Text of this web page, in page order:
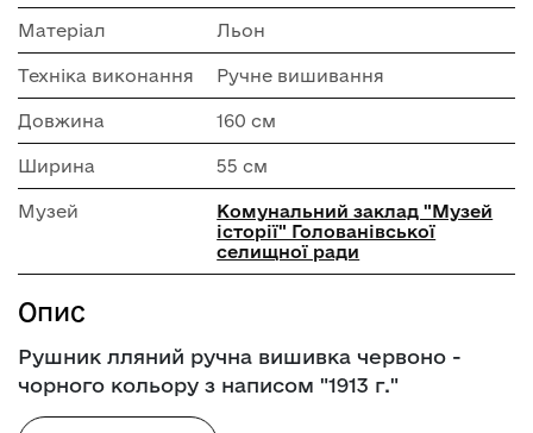
Матеріал Льон
Техніка виконання Ручне вишивання
Довжина 160 см
Ширина 55 см
Музей
Комунальний заклад "Музей
історії" Голованівської
селищної ради
Опис
Рушник лляний ручна вишивка червоно -
чорного кольору з написом "1913 г."